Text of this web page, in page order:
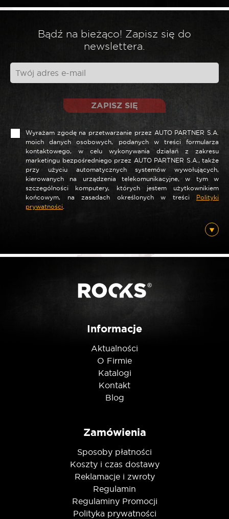
Nazwa*
Posiadam ten produkt
Bądź na bieżąco! Zapisz się do
newslettera.
ZAPISZ SIĘ
Wyrażam zgodę na przetwarzanie przez AUTO PARTNER S.A.
moich danych osobowych, podanych w treści formularza
kontaktowego, w celu wykonywania działań z zakresu
marketingu bezpośredniego przez AUTO PARTNER S.A., także
przy użyciu automatycznych systemów wywołujących,
kierowanych na urządzenia telekomunikacyjne, w tym w
szczególności komputery, których jestem użytkownikiem
końcowym, na zasadach określonych w treści Polityki
prywatności.
Informacje
Aktualności
O Firmie
Katalogi
Kontakt
Blog
Zamówienia
Sposoby płatności
Koszty i czas dostawy
Reklamacje i zwroty
Regulamin
Regulaminy Promocji
Polityka prywatności